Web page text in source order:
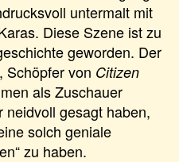
untermalt mit
Diese Szene ist zu
geworden. Der
Schöpfer von Citizen
als Zuschauer
neidvoll gesagt haben,
solch geniale
zu haben.